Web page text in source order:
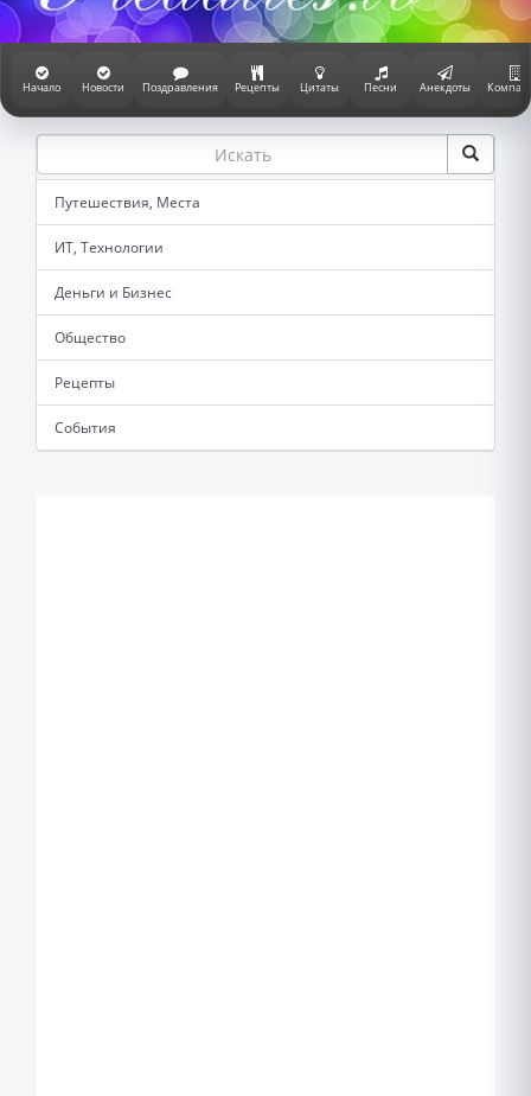
Начало Новости Поздравления Рецепты Цитаты Песни Анекдоты
Путешествия, Места
ИТ, Технологии
Деньги и Бизнес
Общество
Рецепты
События